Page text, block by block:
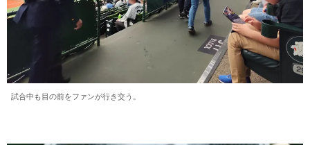
試合中も目の前をファンが行き交う。